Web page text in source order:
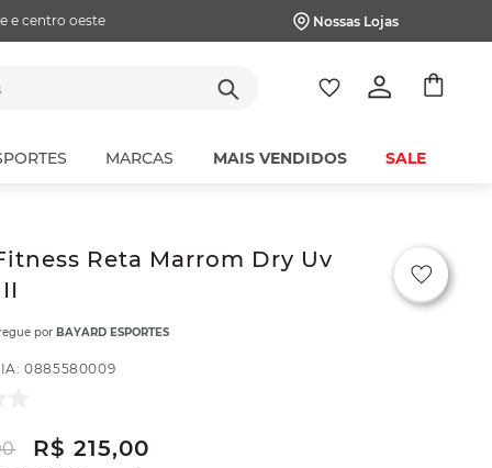
e centro oeste Nossas Lojas
MARCAS MAIS VENDIDOS SALE
Reta Marrom Dry Uv
por BAYARD ESPORTES
:0885580009
R$ 215,00